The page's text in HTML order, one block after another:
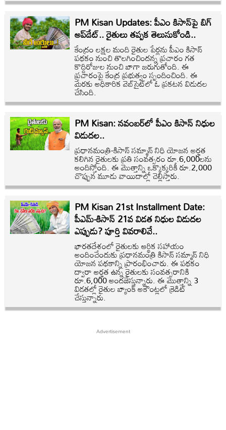
PM Kisan Updates: పీఎం కిసాన్‌పై బిగ్
అప్‌డేట్.. రైతులు తప్పక తెలుసుకోండి..
కేంద్రం లక్షల మంది రైతుల పేర్లను పీఎం కిసాన్
పథకం నుంచి తొలగించిందన్న ప్రచారం గత
కొద్దిరోజుల నుంచి బాగా జరుగుతోంది. ఈ
ప్రచారంపై కేంద్ర ప్రభుత్వం స్పందించింది. ఈ
మేరకు అధికారిక వెబ్‌సైట్‌లో ఓ ప్రకటన విడుదల
చేసింది.
PM Kisan: నవంబర్‌లో పీఎం కిసాన్ నిధుల
విడుదల..
ప్రధానమంత్రి-కిసాన్ సమ్మాన్ నిధి యోజన అర్హత
కలిగిన రైతులకు ప్రతి సంవత్సరం రూ.6,000లను
అందిస్తోంది. ఈ మొత్తాన్ని ఒక్కొక్కరికీ రూ.2,000
చొప్పున మూడు వాయిదాల్లో చెల్లిస్తారు.
PM Kisan 21st Installment Date:
పీఎమ్-కిసాన్ 21వ విడత నిధుల విడుదల
ఎప్పుడు? పూర్తి వివరాలివే..
భారతదేశంలో రైతులకు ఆర్థిక సహాయం
అందించేందుకు ప్రధానమంత్రి కిసాన్ సమ్మాన్ నిధి
యోజన పథకాన్ని ప్రారంభించారు. ఈ పథకం
ద్వారా అర్హత ఉన్న రైతులకు సంవత్సరానికి
రూ.6,000 అందజేస్తున్నారు. ఈ మొత్తాన్ని 3
విడతల్లో రైతుల బ్యాంక్ అకౌంట్లలో క్రెడిట్
చేస్తున్నారు.